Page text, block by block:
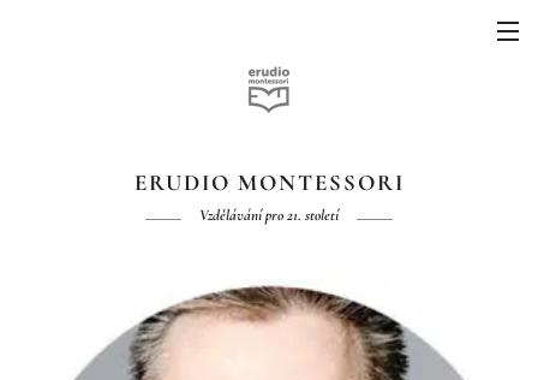
ERUDIO MONTESSORI
Vzdělávání pro 21. století